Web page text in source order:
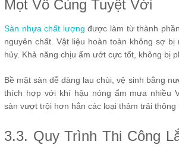
Mọt Vô Cùng Tuyệt Vời
Sàn nhựa chất lượng được làm từ thành
nguyên chất. Vật liệu hoàn toàn không sợ bị
hủy. Khả năng chịu ẩm ướt cực tốt, không bị
Bề mặt sàn dễ dàng lau chùi, vệ sinh bằng
thích hợp với khí hậu nóng ẩm mưa nhiều
sàn vượt trội hơn hẳn các loại thảm trải thông
3.3. Quy Trình Thi Công